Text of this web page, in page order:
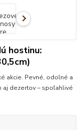
hostinu:
akcie. Pevné, odolné a
aj dezertov – spoľahlivé